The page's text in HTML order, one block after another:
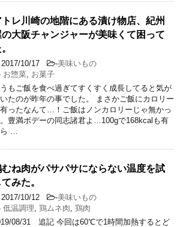
トレ川崎の地階にある漬け物店、紀州
の大阪チャンジャーが美味くて困って
2017/10/17 -美味いもの
お惣菜 お菓子
もご飯を食べ過ぎてすくすく成長してると気が
たのが昨年の事でした。 まさかご飯にカロリー
ったなんて…！ご飯はノンカロリーじゃ無かっ
豊満ボデーの同志諸君よ…100gで168kcalも有
…
むね肉がパサパサにならない温度を試
てみた。
2017/10/12 -美味いもの
低温調理 鶏ムネ肉 鶏肉
08/31 追記 今回は60℃で1時間加熱するとど